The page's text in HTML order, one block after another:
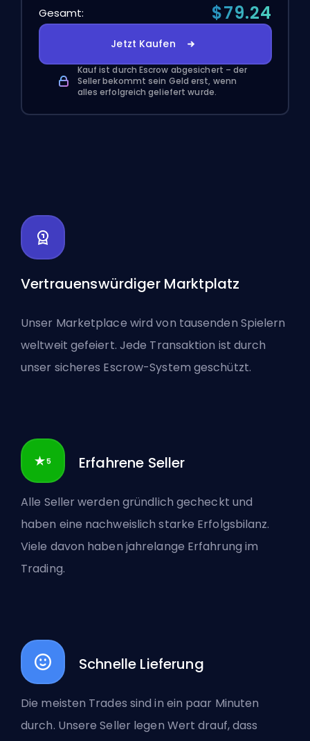
Gesamt: $79.24
Jetzt Kaufen
Kauf ist durch Escrow abgesichert – der
Seller bekommt sein Geld erst, wenn
alles erfolgreich geliefert wurde.
Vertrauenswürdiger Marktplatz
Unser Marketplace wird von tausenden Spielern
weltweit gefeiert. Jede Transaktion ist durch
unser sicheres Escrow-System geschützt.
Erfahrene Seller
Alle Seller werden gründlich gecheckt und
haben eine nachweislich starke Erfolgsbilanz.
Viele davon haben jahrelange Erfahrung im
Trading.
Schnelle Lieferung
Die meisten Trades sind in ein paar Minuten
durch. Unsere Seller legen Wert drauf, dass